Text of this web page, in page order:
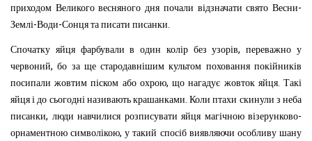
приходом Великого весняного дня почали відзначати свято Весни-
Землі-Води-Сонця та писати писанки.
Спочатку яйця фарбували в один колір без узорів,переважно у
червоний,бо за ще стародавнішим культом поховання покійників
посипали жовтим піском або охрою,що нагадує жовток яйця.Такі
яйця і до сьогодні називають крашанками.Коли птахи скинули з неба
писанки, люди навчилися розписувати яйця магічною візерунково-
орнаментною символікою,у такий спосіб виявляючи особливу шану